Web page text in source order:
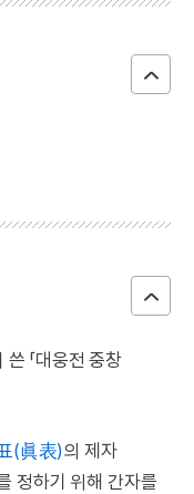
쓴 「대웅전 중창
(眞表)의 제자
정하기 위해 간자를